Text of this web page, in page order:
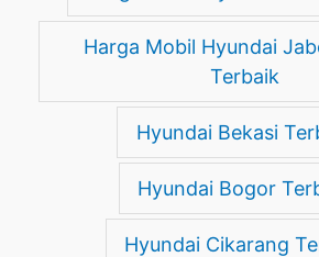
Harga Mobil Hyundai
Terbaik
Hyundai Bekasi
Hyundai Bogor
Hyundai Cikarang